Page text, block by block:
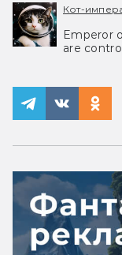
Кот-
Emperor
are